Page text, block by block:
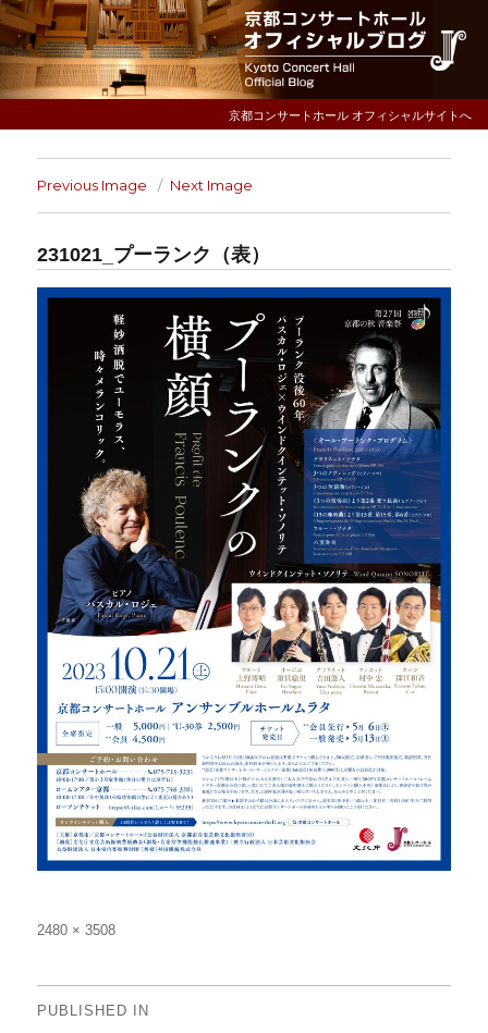
京都コンサートホール オフィシャルサイトへ
Previous Image Next Image
231021_プーランク（表）
Full
2480 × 3508
投
PUBLISHED IN